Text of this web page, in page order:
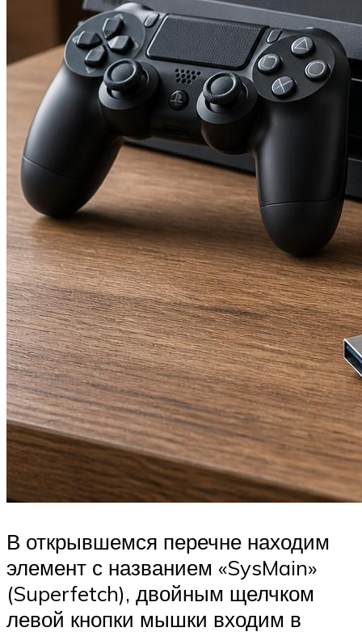
В открывшемся перечне находим
элемент с названием «SysMain»
(Superfetch), двойным щелчком
левой кнопки мышки входим в